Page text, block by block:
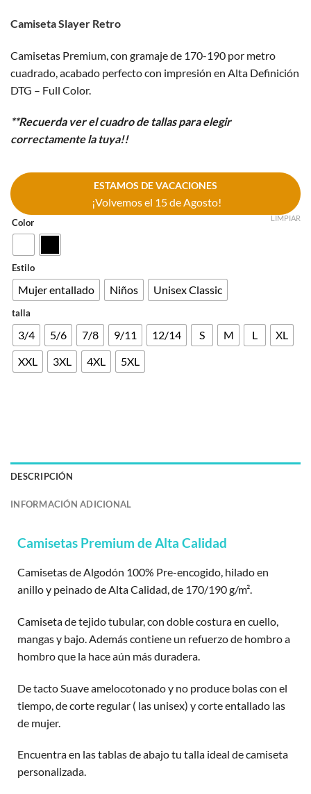
Camiseta Slayer Retro
Camisetas Premium, con gramaje de 170-190 por metro
cuadrado, acabado perfecto con impresión en Alta Definición
DTG – Full Color.
**Recuerda ver el cuadro de tallas para elegir
correctamente la tuya!!
ESTAMOS DE VACACIONES
¡Volvemos el 15 de Agosto!
Color
Estilo
Mujer entallado Niños Unisex Classic
talla
3/4 5/6 7/8 9/11 12/14 S M L
XL
XXL
3XL 4XL 5XL
LIMPIAR
DESCRIPCIÓN
INFORMACIÓN ADICIONAL
Camisetas Premium de Alta Calidad
Camisetas de Algodón 100% Pre-encogido, hilado en
anillo y peinado de Alta Calidad, de 170/190 g/m².
Camiseta de tejido tubular, con doble costura en cuello,
mangas y bajo. Además contiene un refuerzo de hombro a
hombro que la hace aún más duradera.
De tacto Suave amelocotonado y no produce bolas con el
tiempo, de corte regular ( las unisex) y corte entallado las
de mujer.
Encuentra en las tablas de abajo tu talla ideal de camiseta
personalizada.